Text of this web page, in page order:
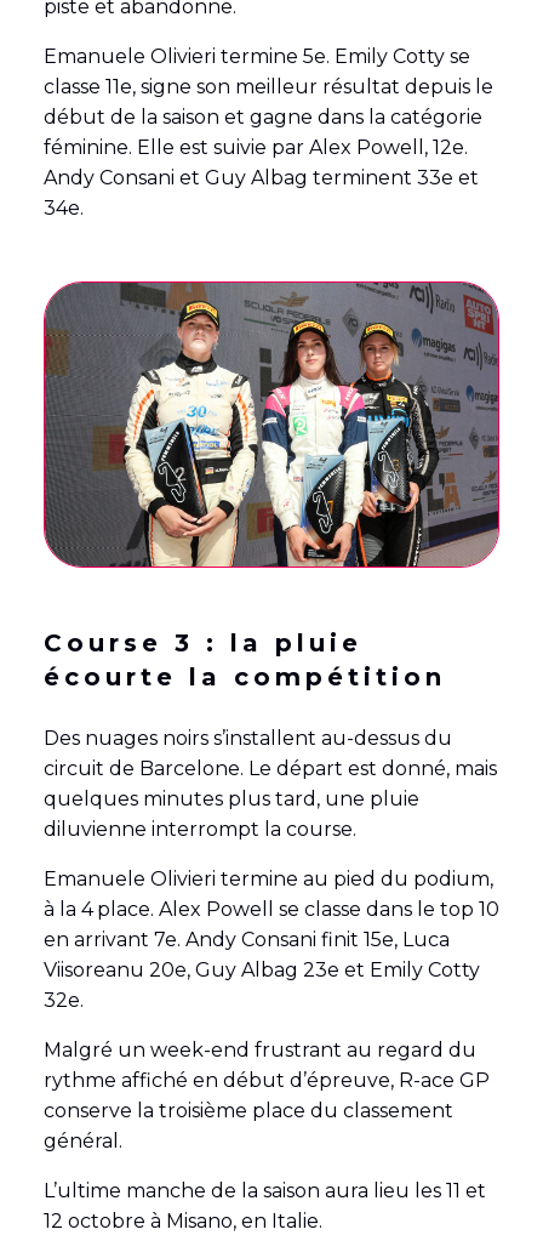
piste et abandonne.
Emanuele Olivieri termine 5e. Emily Cotty se
classe 11e, signe son meilleur résultat depuis le
début de la saison et gagne dans la catégorie
féminine. Elle est suivie par Alex Powell, 12e.
Andy Consani et Guy Albag terminent 33e et
34e.
Course 3 : la pluie
écourte la compétition
Des nuages noirs s’installent au-dessus du
circuit de Barcelone. Le départ est donné, mais
quelques minutes plus tard, une pluie
diluvienne interrompt la course.
Emanuele Olivieri termine au pied du podium,
à la 4 place. Alex Powell se classe dans le top 10
en arrivant 7e. Andy Consani finit 15e, Luca
Viisoreanu 20e, Guy Albag 23e et Emily Cotty
32e.
Malgré un week-end frustrant au regard du
rythme affiché en début d’épreuve, R-ace GP
conserve la troisième place du classement
général.
L’ultime manche de la saison aura lieu les 11 et
12 octobre à Misano, en Italie.